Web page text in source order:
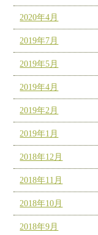
2020年4月
2019年7月
2019年5月
2019年4月
2019年2月
2019年1月
2018年12月
2018年11月
2018年10月
2018年9月